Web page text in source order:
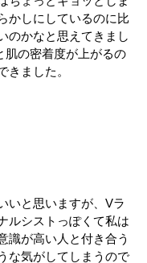
かしにしているのに比
のかなと思えてきまし
肌の密着度が上がるの
きました。
いと思いますが、Vラ
ルシストっぽくて私は
識が高い人と付き合う
な気がしてしまうので